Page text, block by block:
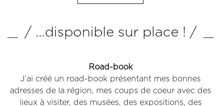
/ …disponible sur place ! /
Road-book
J’ai créé un road-book présentant mes bonnes
adresses de la région, mes coups de coeur avec des
lieux à visiter, des musées, des expositions, des